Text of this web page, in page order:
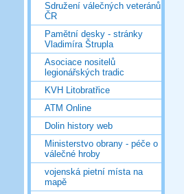
Sdružení válečných veteránů
ČR
Pamětní desky - stránky
Vladimíra Štrupla
Asociace nositelů
legionářských tradic
KVH Litobratřice
ATM Online
Dolin history web
Ministerstvo obrany - péče o
válečné hroby
vojenská pietní místa na
mapě